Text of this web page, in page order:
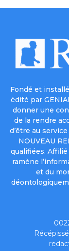
Fondé et
édité par
donner une
de la rendre
d’être au
NOUVEAU
qualifiées. Affilié
ramène
et du